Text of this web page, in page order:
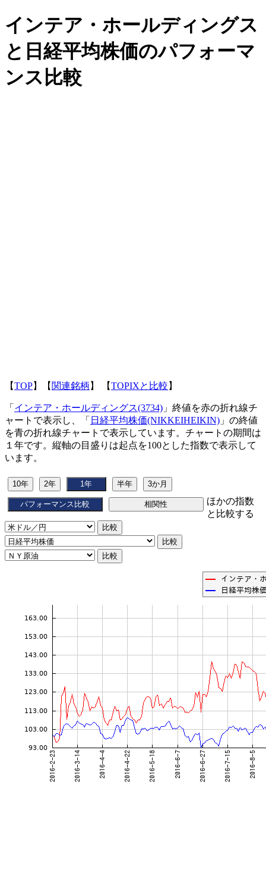
インテア・ホールディングス
と日経平均株価のパフォーマ
ンス比較
【TOP】【 関連銘柄 】 【TOPIXと比較 】
「 インテア・ホールディングス(3734) 」終値を赤の折れ線チ
ャートで表示し、「 日経平均株価(NIKKEIHEIKIN) 」の終値
を青の折れ線チャートで表示しています。チャートの期間は
１年です。縦軸の目盛りは起点を100とした指数で表示して
います。
ほかの指数
と比較する